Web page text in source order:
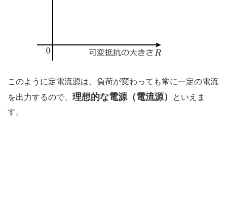
このように定電流源は、負荷が変わっても常に一定の電流
を出力するので、 理想的な電源（電流源）
といえま
す。